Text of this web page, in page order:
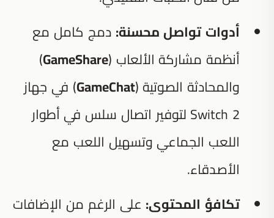
أدوات تواصل محسنة: دمج كامل مع
أنظمة مشاركة الألعاب (GameShare
)
والمحادثة الصوتية (GameChat) في جهاز
Switch 2 لتوفير اتصال سلس في أطوار
اللعب الجماعي وتسهيل اللعب مع
الأصدقاء.
تكافؤ المحتوى: على الرغم من الإضافات